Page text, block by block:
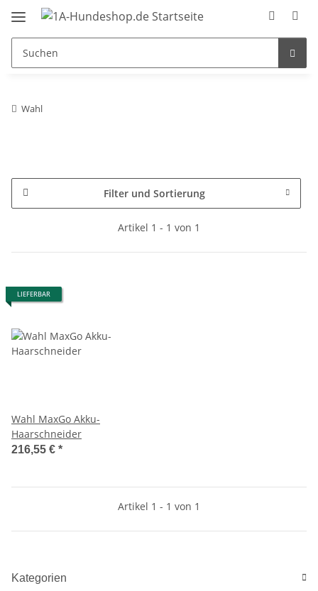
Wahl
Filter und Sortierung
Artikel 1 - 1 von 1
LIEFERBAR
Wahl MaxGo Akku-
Haarschneider
216,55 € *
Artikel 1 - 1 von 1
Kategorien